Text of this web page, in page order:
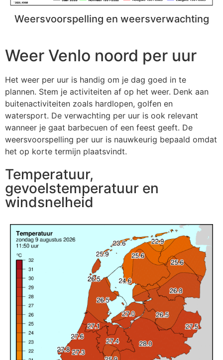
Weersvoorspelling en weersverwachting
Weer Venlo noord per uur
Het weer per uur is handig om je dag goed in te
plannen. Stem je activiteiten af op het weer. Denk aan
buitenactiviteiten zoals hardlopen, golfen en
watersport. De verwachting per uur is ook relevant
wanneer je gaat barbecuen of een feest geeft. De
weersvoorspelling per uur is nauwkeurig bepaald omdat
het op korte termijn plaatsvindt.
Temperatuur,
gevoelstemperatuur en
windsnelheid